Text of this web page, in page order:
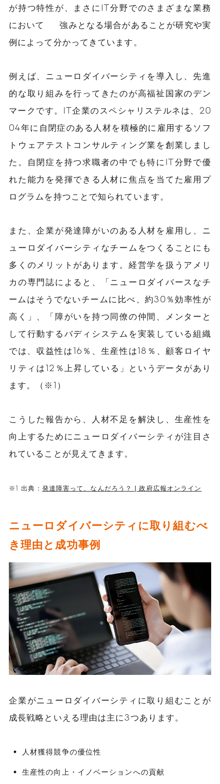
が持つ特性が、まさにIT分野でのさまざまな業務
において 強みとなる場合があることが研究や実
例によって分かってきています。
例えば、ニューロダイバーシティを導入し、先進
的な取り組みを行ってきたのが高福祉国家のデン
マークです。IT企業のスペシャリステルネは、20
04年に自閉症のある人材を積極的に雇用するソフ
トウェアテストコンサルティング業を創業しまし
た。自閉症を持つ求職者の中でも特にIT分野で優
れた能力を発揮できる人材に焦点を当てた雇用プ
ログラムを持つことで知られています。
また、企業が発達障がいのある人材を雇用し、ニ
ューロダイバーシティなチームをつくることにも
多くのメリットがあります。経営学を扱うアメリ
カの専門誌によると、「ニューロダイバースなチ
ームはそうでないチームに比べ、約30％効率性が
高く」、「障がいを持つ同僚の仲間、メンターと
して行動するバディシステムを実装している組織
では、収益性は16％、生産性は18％、顧客ロイヤ
リティは12％上昇している」というデータがあり
ます。（※1）
こうした報告から、人材不足を解決し、生産性を
向上するためにニューロダイバーシティが注目さ
れていることが見えてきます。
※1 出典 ： 発達障害って、なんだろう？ | 政府広報オンライン
ニューロダイバーシティに取り組むべ
き理由と成功事例
企業がニューロダイバーシティに取り組むことが
成長戦略といえる理由は主に3つあります。
人材獲得競争の優位性
生産性の向上・イノベーションへの貢献